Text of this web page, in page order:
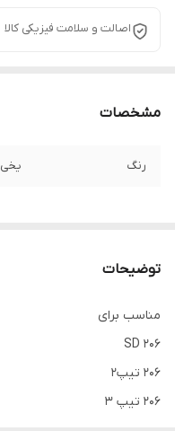
اصالت و سلامت فیزیکی کالا
مشخصات
رنگ یخی
توضیحات
مناسب برای
206 SD
206 تیپ2
206 تیپ 3